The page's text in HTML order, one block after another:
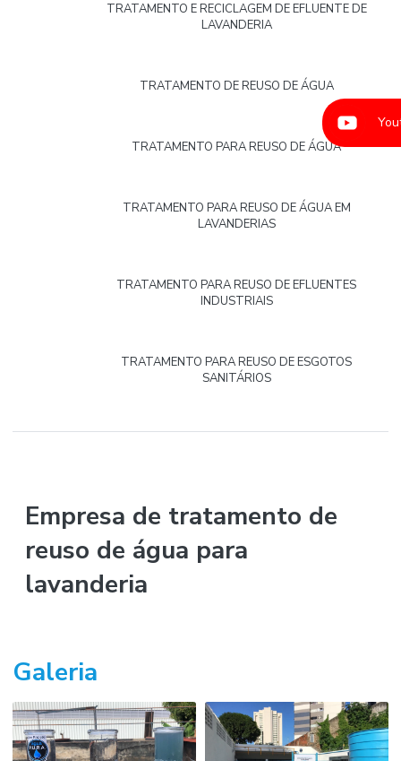
TRATAMENTO E RECICLAGEM DE EFLUENTE DE
LAVANDERIA
TRATAMENTO DE REUSO DE ÁGUA
TRATAMENTO PARA REUSO DE ÁGUA
TRATAMENTO PARA REUSO DE ÁGUA EM
LAVANDERIAS
TRATAMENTO PARA REUSO DE EFLUENTES
INDUSTRIAIS
TRATAMENTO PARA REUSO DE ESGOTOS
SANITÁRIOS
Empresa de tratamento de
reuso de água para
lavanderia
Galeria